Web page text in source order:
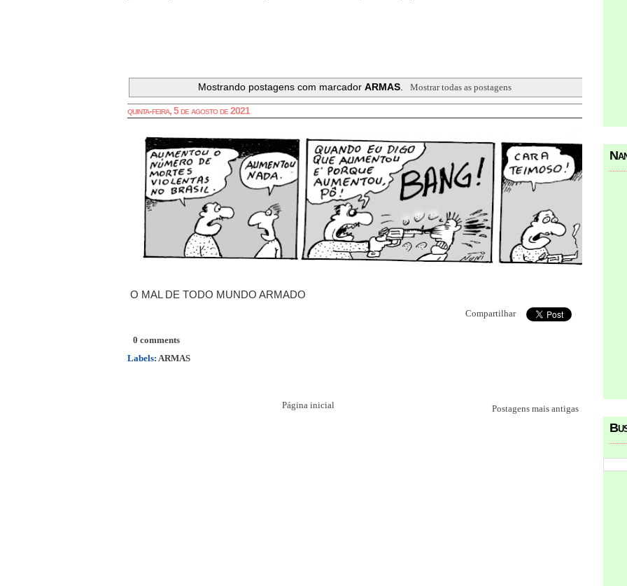
Mostrando postagens com marcadorARMAS Mostrar todas as postagens
quinta-feira, 5 de agosto de 2021
O MAL DE TODO MUNDO ARMADO
Compartilhar
0 comments
Labels: ARMAS
Postagens mais antigas
Página inicial